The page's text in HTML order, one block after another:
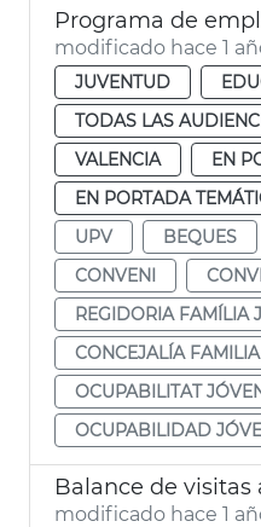
modificado hace 1
JUVENTUD
TODAS LAS
VALENCIA
EN
EN PORTADA
UPV
BEQUES
CONVENI
REGIDORIA FAMÍLIA
CONCEJALÍA
OCUPABILITAT
OCUPABILIDAD
modificado hace 1